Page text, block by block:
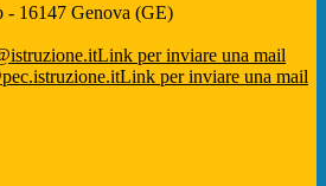
16147 Genova (GE)
Link per inviare una mail
Link per inviare una mail